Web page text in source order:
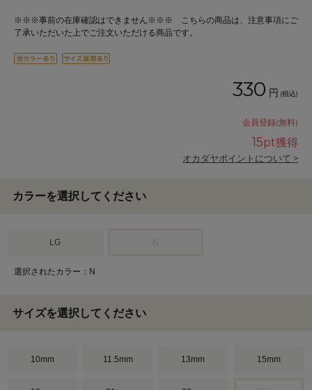
※※※事前の在庫確認はできません※※※ こちらの商品は、注意事項にご
了承いただいた上でご注文いただける商品です。
330 円 (税込)
会員登録(無料)
15pt獲得
オカダヤポイントについて >
カラーを選択してください
LG
選択されたカラー：N
サイズを選択してください
10mm 11.5mm 13mm 15mm